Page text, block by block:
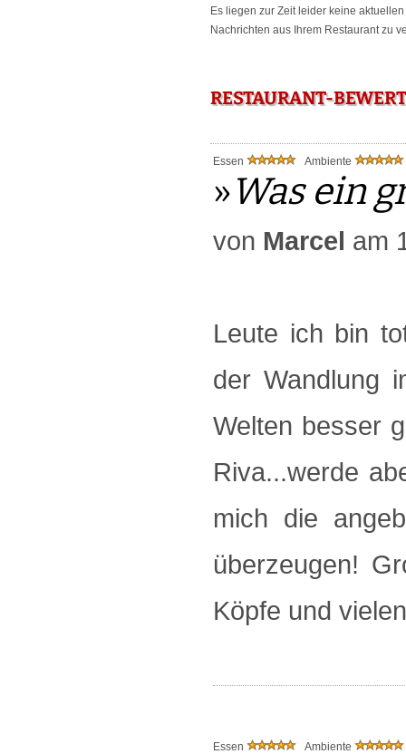
Es liegen zur Zeit leider keine
Nachrichten aus Ihrem Restaurant zu
RESTAURANT-
Essen Ambiente
»Was ein
von Marcel am
Leute ich bin
der Wandlung
Welten besser
Riva...werde
mich die
überzeugen!
Köpfe und
Essen Ambiente